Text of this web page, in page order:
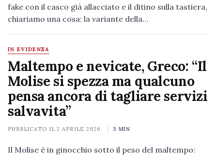
fake con il casco già allacciato e il ditino sulla tastiera,
chiariamo una cosa: la variante della…
IN EVIDENZA
Maltempo e nevicate, Greco: “Il
Molise si spezza ma qualcuno
pensa ancora di tagliare servizi
salvavita”
PUBBLICATO IL2 APRILE 2026 3 MIN
Il Molise è in ginocchio sotto il peso del maltempo: